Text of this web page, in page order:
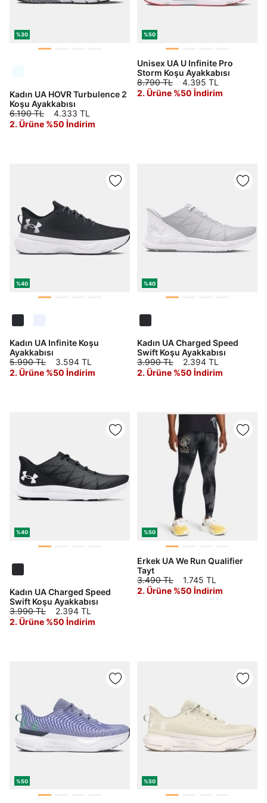
%30
Kadın UA HOVR Turbulence 2
Koşu Ayakkabısı
6.190 TL
4.333 TL
2. Ürüne %50 İndirim
%50
Unisex UA U Infinite Pro
Storm Koşu Ayakkabısı
8.790 TL
4.395 TL
2. Ürüne %50 İndirim
%40
Kadın UA Infinite Koşu
Ayakkabısı
5.990 TL
3.594 TL
2. Ürüne %50 İndirim
%40
Kadın UA Charged Speed
Swift Koşu Ayakkabısı
3.990 TL
2.394 TL
2. Ürüne %50 İndirim
%40
Kadın UA Charged Speed
Swift Koşu Ayakkabısı
3.990 TL
2.394 TL
2. Ürüne %50 İndirim
%50
Erkek UA We Run Qualifier
Tayt
3.490 TL
1.745 TL
2. Ürüne %50 İndirim
%50 %50